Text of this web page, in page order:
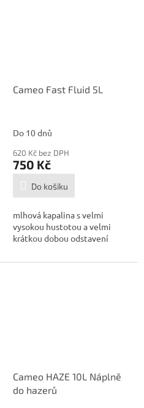
Cameo Fast Fluid 5L
Do 10 dnů
620 Kč bez DPH
750 Kč
Do košíku
mlhová kapalina s velmi
vysokou hustotou a velmi
krátkou dobou odstavení
Cameo HAZE 10L Náplně
do hazerů